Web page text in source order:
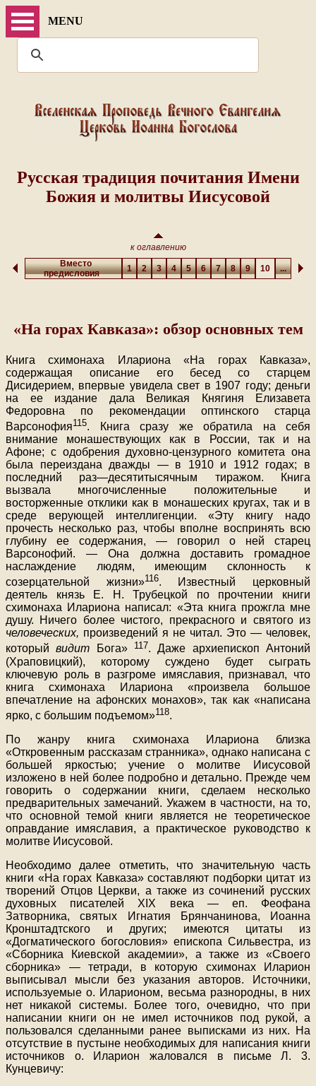
MENU
Русская традиция почитания Имени
Божия и молитвы Иисусовой
к оглавлению
Вместо
предисловия
123456789 10 ...
«На горах Кавказа»: обзор основных тем
Книга схимонаха Илариона «На горах Кавказа»,
содержащая описание его бесед со старцем
Дисидерием, впервые увидела свет в 1907 году; деньги
на ее издание дала Великая Княгиня Елизавета
Федоровна по рекомендации оптинского старца
Варсонофия115. Книга сразу же обратила на себя
внимание монашествующих как в России, так и на
Афоне; с одобрения духовно-цензурного комитета она
была переиздана дважды — в 1910 и 1912 годах; в
последний раз—десятитысячным тиражом. Книга
вызвала многочисленные положительные и
восторженные отклики как в монашеских кругах, так и в
среде верующей интеллигенции. «Эту книгу надо
прочесть несколько раз, чтобы вполне воспринять всю
глубину ее содержания, — говорил о ней старец
Варсонофий. — Она должна доставить громадное
наслаждение людям, имеющим склонность к
созерцательной жизни»116. Известный церковный
деятель князь Е. Н. Трубецкой по прочтении книги
схимонаха Илариона написал: «Эта книга прожгла мне
душу. Ничего более чистого, прекрасного и святого из
человеческих, произведений я не читал. Это — человек,
которыйвидит Бога» 117. Даже архиепископ Антоний
(Храповицкий), которому суждено будет сыграть
ключевую роль в разгроме имяславия, признавал, что
книга схимонаха Илариона «произвела большое
впечатление на афонских монахов», так как «написана
ярко, с большим подъемом»118.
По жанру книга схимонаха Илариона близка
«Откровенным рассказам странника», однако написана с
большей яркостью; учение о молитве Иисусовой
изложено в ней более подробно и детально. Прежде чем
говорить о содержании книги, сделаем несколько
предварительных замечаний. Укажем в частности, на то,
что основной темой книги является не теоретическое
оправдание имяславия, а практическое руководство к
молитве Иисусовой.
Необходимо далее отметить, что значительную часть
книги «На горах Кавказа» составляют подборки цитат из
творений Отцов Церкви, а также из сочинений русских
духовных писателей XIX века — еп. Феофана
Затворника, святых Игнатия Брянчанинова, Иоанна
Кронштадтского и других; имеются цитаты из
«Догматического богословия» епископа Сильвестра, из
«Сборника Киевской академии», а также из «Своего
сборника» — тетради, в которую схимонах Иларион
выписывал мысли без указания авторов. Источники,
используемые о. Иларионом, весьма разнородны, в них
нет никакой системы. Более того, очевидно, что при
написании книги он не имел источников под рукой, а
пользовался сделанными ранее выписками из них. На
отсутствие в пустыне необходимых для написания книги
источников о. Иларион жаловался в письме Л. 3.
Кунцевичу: